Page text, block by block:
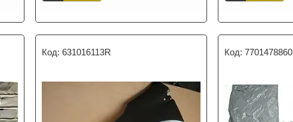
631016113R 7701478860